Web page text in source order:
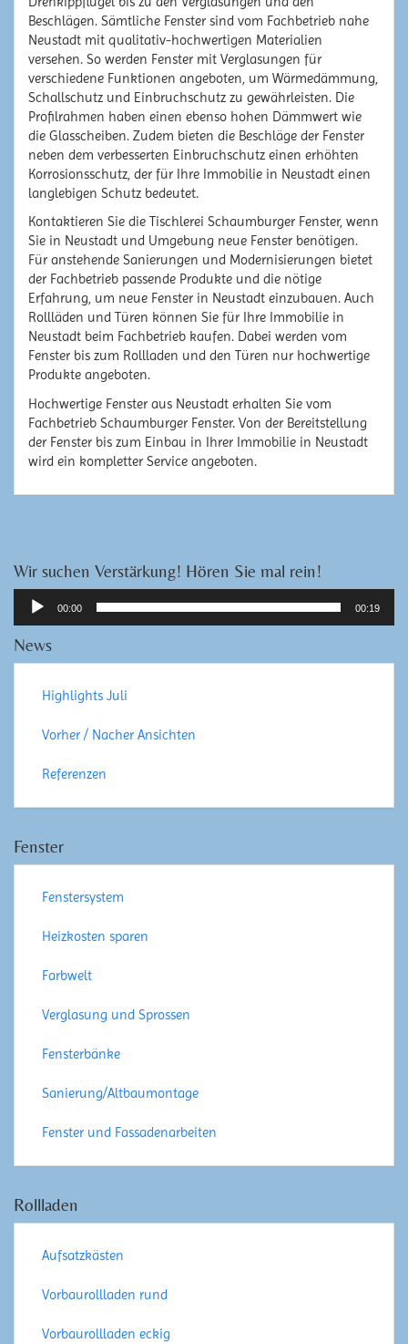
Beschlägen. Sämtliche Fenster sind vom Fachbetrieb nahe
Neustadt mit qualitativ-hochwertigen Materialien
versehen. So werden Fenster mit Verglasungen für
verschiedene Funktionen angeboten, um Wärmedämmung,
Schallschutz und Einbruchschutz zu gewährleisten. Die
Profilrahmen haben einen ebenso hohen Dämmwert wie
die Glasscheiben. Zudem bieten die Beschläge der Fenster
neben dem verbesserten Einbruchschutz einen erhöhten
Korrosionsschutz, der für Ihre Immobilie in Neustadt einen
langlebigen Schutz bedeutet.
Kontaktieren Sie die Tischlerei Schaumburger Fenster, wenn
Sie in Neustadt und Umgebung neue Fenster benötigen.
Für anstehende Sanierungen und Modernisierungen bietet
der Fachbetrieb passende Produkte und die nötige
Erfahrung, um neue Fenster in Neustadt einzubauen. Auch
Rollläden und Türen können Sie für Ihre Immobilie in
Neustadt beim Fachbetrieb kaufen. Dabei werden vom
Fenster bis zum Rollladen und den Türen nur hochwertige
Produkte angeboten.
Hochwertige Fenster aus Neustadt erhalten Sie vom
Fachbetrieb Schaumburger Fenster. Von der Bereitstellung
der Fenster bis zum Einbau in Ihrer Immobilie in Neustadt
wird ein kompletter Service angeboten.
Wir suchen Verstärkung! Hören Sie mal rein!
Audio-
Player
00:00 00:19
News
Highlights Juli
Vorher / Nacher Ansichten
Referenzen
Fenster
Fenstersystem
Heizkosten sparen
Farbwelt
Verglasung und Sprossen
Fensterbänke
Sanierung/Altbaumontage
Fenster und Fassadenarbeiten
Rollladen
Aufsatzkästen
Vorbaurollladen rund
Vorbaurollladen eckig